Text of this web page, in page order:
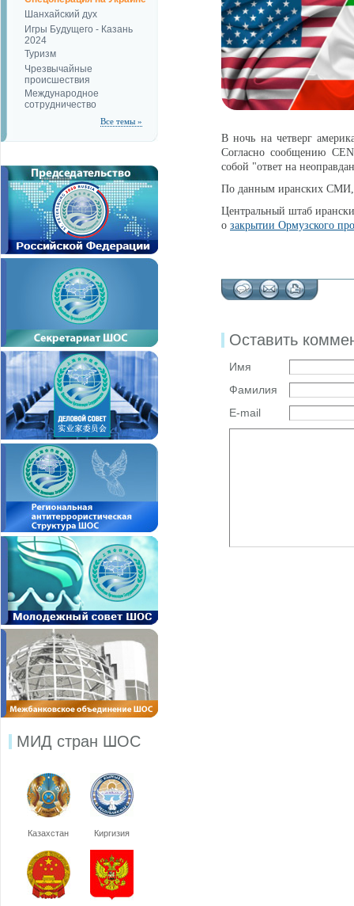
Шанхайский дух
Игры Будущего - Казань
2024
Туризм
Чрезвычайные
происшествия
Международное
сотрудничество
Все темы »
МИД стран ШОС
Казахстан Киргизия
В ночь на четверг
Согласно сообщению
собой "ответ на
По данным иранских
Центральный штаб
о закрытии Ормузского
Оставить
Имя
Фамилия
E-mail